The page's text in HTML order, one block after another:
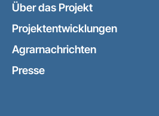
Über das Projekt
Projektentwicklungen
Agrarnachrichten
Presse